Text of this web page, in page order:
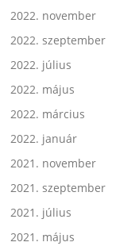
2022. november
2022. szeptember
2022. július
2022. május
2022. március
2022. január
2021. november
2021. szeptember
2021. július
2021. május